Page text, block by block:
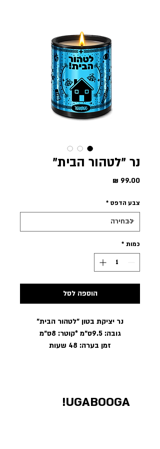
נר ״לטהור הבית״
צבע הדפס *
כמות *
הוספה לסל
נר יציקת בטון ״לטהור הבית״
גובה: 9.5ס״מ *קוטר: 8ס״מ
זמן בערה: 48 שעות
UGABOOGA!